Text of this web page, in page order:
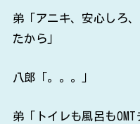
弟「アニキ、安心しろ
たから」
八郎「。。。」
弟「トイレも風呂も